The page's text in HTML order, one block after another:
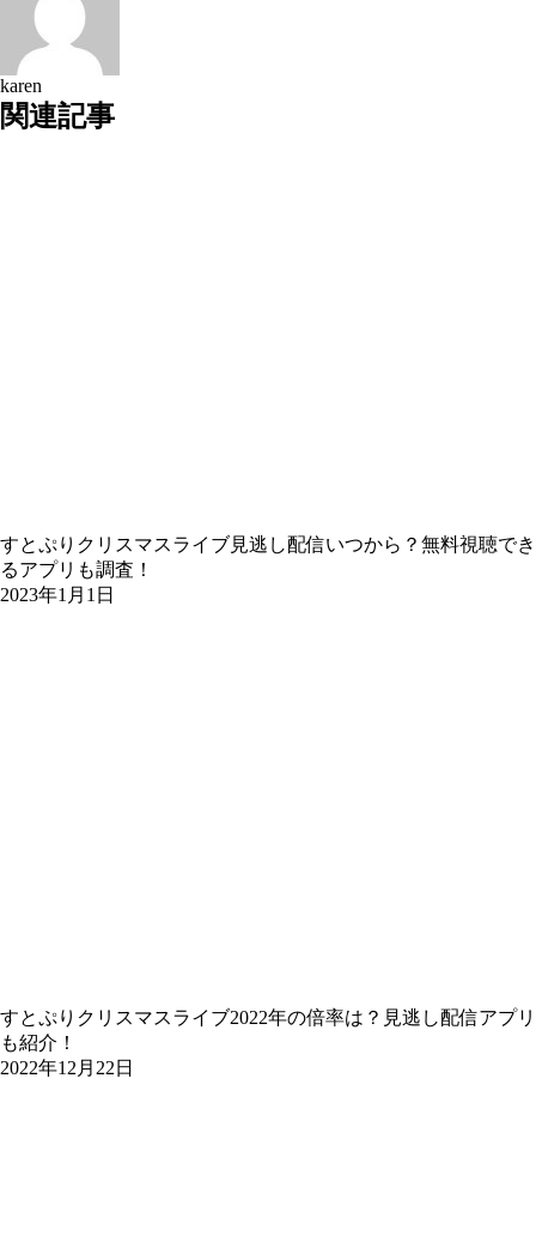
karen
関連記事
すとぷりクリスマスライブ見逃し配信いつから？無料視聴でき
るアプリも調査！
2023年1月1日
すとぷりクリスマスライブ2022年の倍率は？見逃し配信アプリ
も紹介！
2022年12月22日